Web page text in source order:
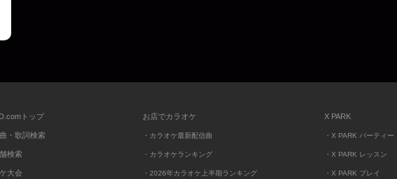
トップ
・歌詞検索
検索
大会
お店でカラオケ
・カラオケ最新配信曲
・カラオケランキング
・2026年カラオケ上半期ランキング
X PARK
・X PARK パーティー
・X PARK レッスン
・X PARK プレイ